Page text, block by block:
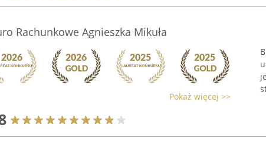
Rachunkowe Agnieszka Mikuła
Pokaż więcej >>